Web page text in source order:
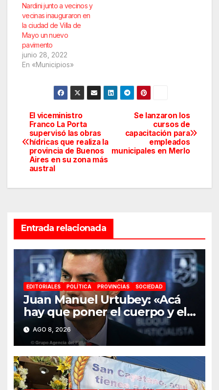
Nardini junto a vecinos y
vecinas inauguraron en
la ciudad de Villa de
Mayo un nuevo
pavimento
junio 28, 2022
En «Municipios»
Navegación
de
entradas
Se lanzaron los
cursos de
capacitación para
empleados
municipales en Merlo
El viceministro
Franco La Porta
supervisó las obras
hídricas que realiza la
provincia de Buenos
Aires en su zona más
austral
Entrada relacionada
EDITORIALES POLÍTICA PROVINCIAS SOCIEDAD
Juan Manuel Urtubey: «Acá
hay que poner el cuerpo y el
alma. La Argentina tiene que
ir a la construcción de un
proyecto nacional»
AGO 8, 2026